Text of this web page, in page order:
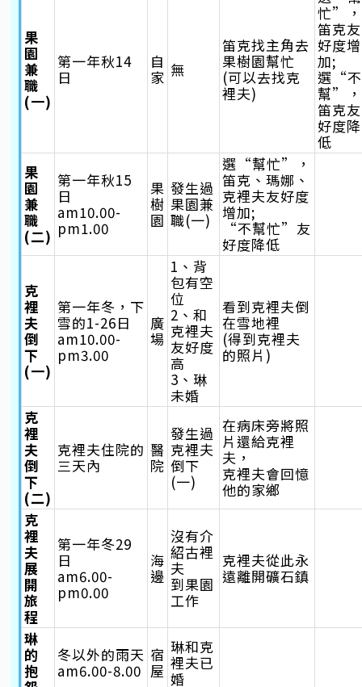
果
園
兼
職
(一)
第一年秋14
日
自
家 無
笛克找主角去
果樹園幫忙
(可以去找克
裡夫)
忙”，
笛克友
好度增
加;
選“不
幫”，
笛克友
好度降
低
果
園
兼
職
(二)
第一年秋15
日
am10.00-
pm1.00
果
樹
園
發生過
果園兼
職(一)
選“幫忙”，
笛克、瑪娜、
克裡夫友好度
增加;
“不幫忙”友
好度降低
克
裡
夫
倒
下
(一)
第一年冬，下
雪的1-26日
am10.00-
pm3.00
廣
場
1、背
包有空
位
2、和
克裡夫
友好度
高
3、琳
未婚
看到克裡夫倒
在雪地裡
(得到克裡夫
的照片)
克
裡
夫
倒
下
(二)
克裡夫住院的
三天內
醫
院
發生過
克裡夫
倒下
(一)
在病床旁將照
片還給克裡
夫，
克裡夫會回憶
他的家鄉
克
裡
夫
展
開
旅
程
第一年冬29
日
am6.00-
pm0.00
海
邊
沒有介
紹古裡
夫
到果園
工作
克裡夫從此永
遠離開礦石鎮
琳
的
抱
冬以外的雨天
am6.00-8.00
宿
屋
琳和克
裡夫已
婚